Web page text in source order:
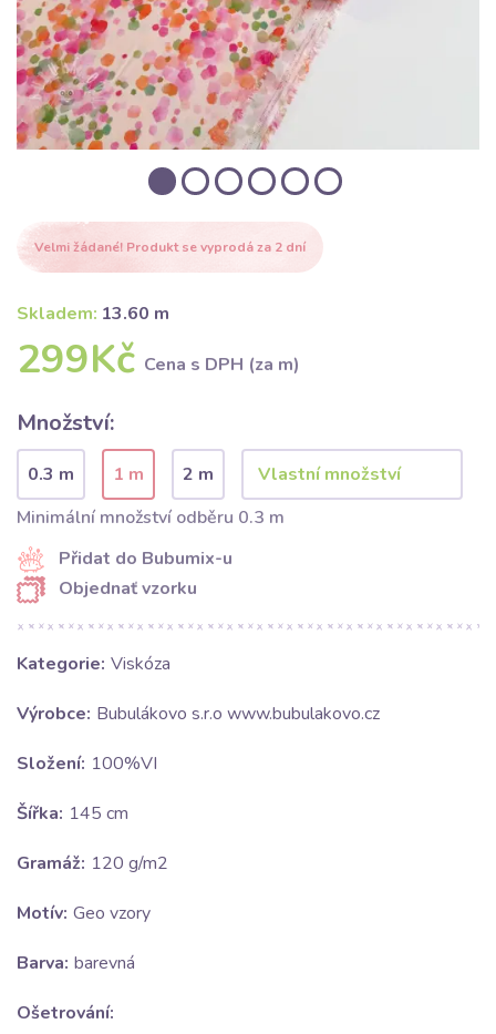
Velmi žádané! Produkt se vyprodá za 2 dní
Skladem: 13.60 m
299Kč Cena s DPH (za m)
Množství:
0.3 m 1 m
2 m
Minimální množství odběru 0.3 m
Přidat do Bubumix-u
Objednať vzorku
Kategorie: Viskóza
Výrobce: Bubulákovo s.r.o www.bubulakovo.cz
Složení: 100%VI
Šířka: 145 cm
Gramáž: 120 g/m2
Motív: Geo vzory
Barva: barevná
Ošetrování: